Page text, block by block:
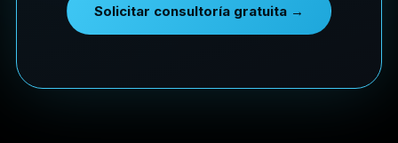
Solicitar consultoría gratuita →